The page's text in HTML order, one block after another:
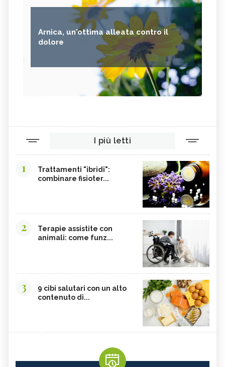
Arnica, un'ottima alleata contro il
dolore
I più letti
1
Trattamenti "ibridi":
combinare fisioter...
2
Terapie assistite con
animali: come funz...
3
9 cibi salutari con un alto
contenuto di...